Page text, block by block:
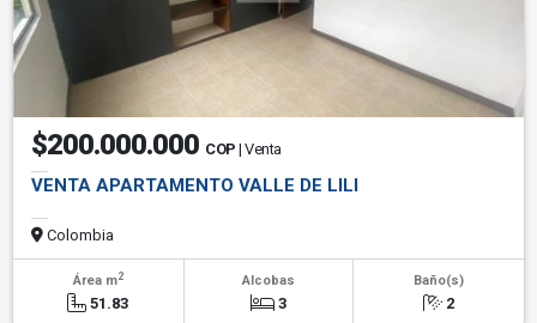
$200.000.000 COP | Venta
VENTA APARTAMENTO VALLE DE LILI
Colombia
Área m2
51.83
Alcobas
3
Baño(s)
2